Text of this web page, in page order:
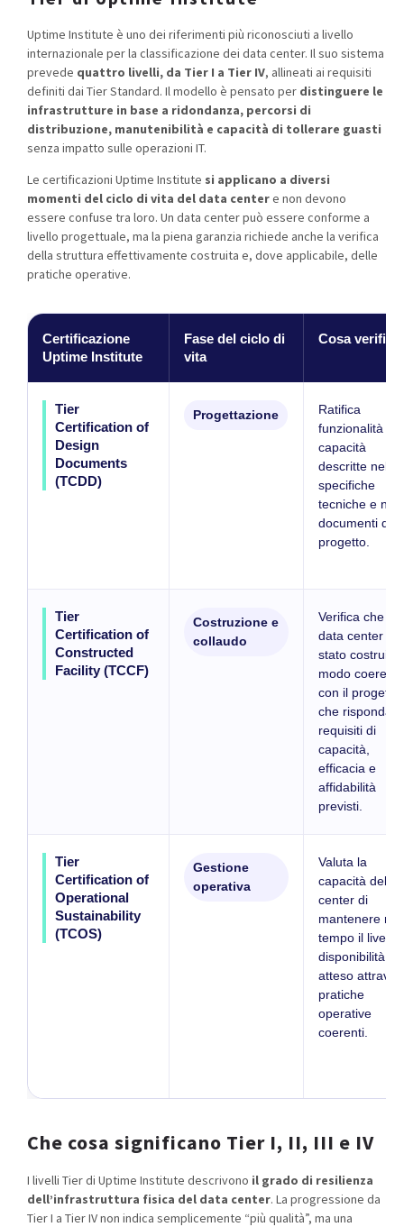
Uptime Institute è uno dei riferimenti più riconosciuti a livello
internazionale per la classificazione dei data center. Il suo sistema
prevede quattro livelli, da Tier I a Tier IV, allineati ai requisiti
definiti dai Tier Standard. Il modello è pensato per distinguere le
infrastrutture in base a ridondanza, percorsi di
distribuzione, manutenibilità e capacità di tollerare guasti
senza impatto sulle operazioni IT.
Le certificazioni Uptime Institute si applicano a diversi
momenti del ciclo di vita del data centere non devono
essere confuse tra loro. Un data center può essere conforme a
livello progettuale, ma la piena garanzia richiede anche la verifica
della struttura effettivamente costruita e, dove applicabile, delle
pratiche operative.
Certificazione
Uptime Institute
Fase del ciclo di
vita
Cosa verifica
Tier
Certification of
Design
Documents
(TCDD)
Progettazione
Ratifica
funzionalità e
capacità
descritte nelle
specifiche
tecniche e nei
documenti di
progetto.
Tier
Certification of
Constructed
Facility (TCCF)
Costruzione e
collaudo
Verifica che il
data center sia
stato costruito
modo coerente
con il progetto
che risponda
requisiti di
capacità,
efficacia e
affidabilità
previsti.
Tier
Certification of
Operational
Sustainability
(TCOS)
Gestione
operativa
Valuta la
capacità del
center di
mantenere nel
tempo il livello
disponibilità
atteso
pratiche
operative
coerenti.
Che cosa significano Tier I, II, III e IV
I livelli Tier di Uptime Institute descrivono il grado di resilienza
dell’infrastruttura fisica del data center. La progressione da
Tier I a Tier IV non indica semplicemente “più qualità”, ma una